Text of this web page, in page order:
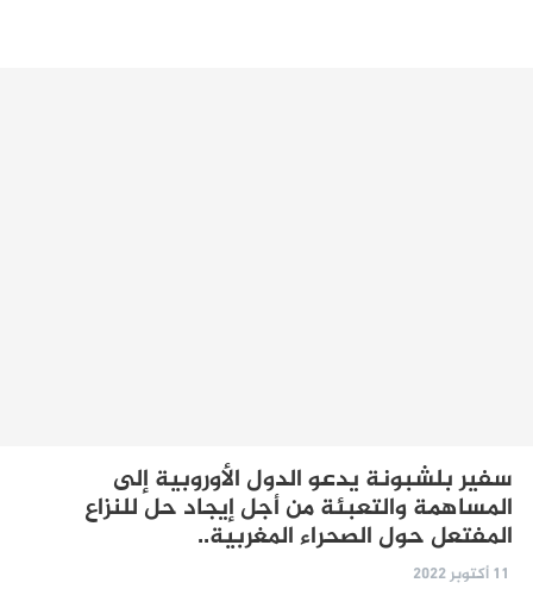
سفير بلشبونة يدعو الدول الأوروبية إلى
المساهمة والتعبئة من أجل إيجاد حل للنزاع
المفتعل حول الصحراء المغربية..
11 أكتوبر 2022